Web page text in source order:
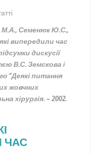
Семенюк Ю.С.,
випередили час
дискусії
В.С. Земскова і
“Деякі питання
жовчних
хірургія. – 2002.
ЧАС